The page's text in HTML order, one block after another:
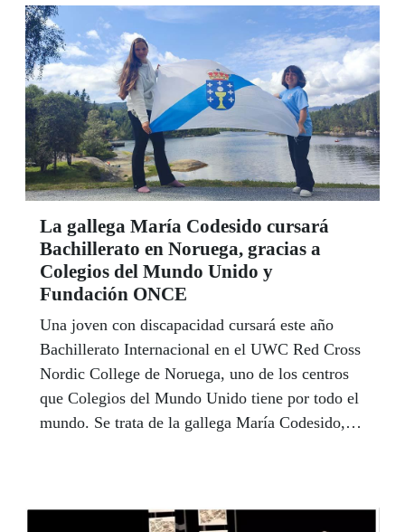
La gallega María Codesido cursará
Bachillerato en Noruega, gracias a
Colegios del Mundo Unido y
Fundación ONCE
Una joven con discapacidad cursará este año
Bachillerato Internacional en el UWC Red Cross
Nordic College de Noruega, uno de los centros
que Colegios del Mundo Unido tiene por todo el
mundo. Se trata de la gallega María Codesido,